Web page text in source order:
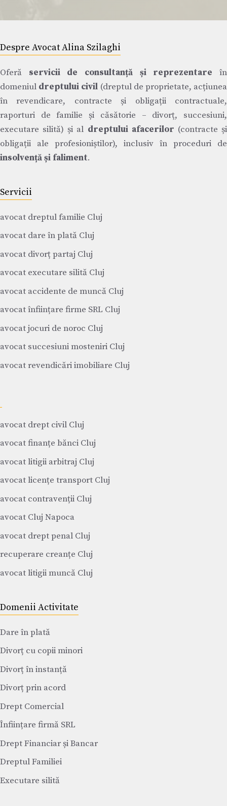
Despre Avocat Alina Szilaghi
Oferă servicii de consultanță și reprezentare în
domeniul dreptului civil (dreptul de proprietate, acțiunea
în revendicare, contracte și obligații contractuale,
raporturi de familie și căsătorie – divorț, succesiuni,
executare silită) și al dreptului afacerilor (contracte și
obligații ale profesioniștilor), inclusiv în proceduri de
insolvență și faliment.
Servicii
avocat dreptul familie Cluj
avocat dare în plată Cluj
avocat divorț partaj Cluj
avocat executare silită Cluj
avocat accidente de muncă Cluj
avocat înființare firme SRL Cluj
avocat jocuri de noroc Cluj
avocat succesiuni mosteniri Cluj
avocat revendicări imobiliare Cluj
avocat drept civil Cluj
avocat finanțe bănci Cluj
avocat litigii arbitraj Cluj
avocat licențe transport Cluj
avocat contravenții Cluj
avocat Cluj Napoca
avocat drept penal Cluj
recuperare creanțe Cluj
avocat litigii muncă Cluj
Domenii Activitate
Dare în plată
Divorț cu copii minori
Divorț în instanță
Divorț prin acord
Drept Comercial
Înființare firmă SRL
Drept Financiar și Bancar
Dreptul Familiei
Executare silită